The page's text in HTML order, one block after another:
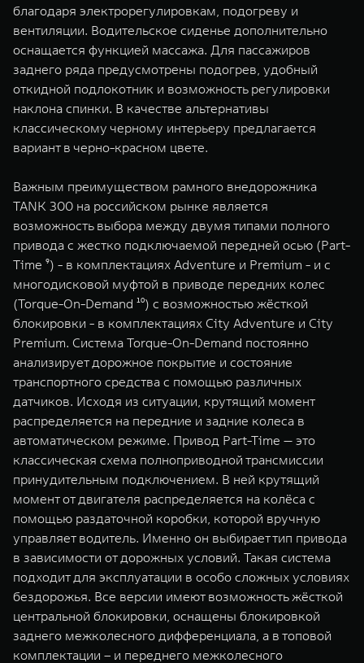
благодаря электрорегулировкам, подогреву и
вентиляции. Водительское сиденье дополнительно
оснащается функцией массажа. Для пассажиров
заднего ряда предусмотрены подогрев, удобный
откидной подлокотник и возможность регулировки
наклона спинки. В качестве альтернативы
классическому черному интерьеру предлагается
вариант в черно-красном цвете.
Важным преимуществом рамного внедорожника
TANK 300 на российском рынке является
возможность выбора между двумя типами полного
привода с жестко подключаемой передней осью (Part-
Time ⁹) - в комплектациях Adventure и Premium - и с
многодисковой муфтой в приводе передних колес
(Torque-On-Demand ¹⁰) с возможностью жёсткой
блокировки - в комплектациях City Adventure и City
Premium. Система Torque-On-Demand постоянно
анализирует дорожное покрытие и состояние
транспортного средства с помощью различных
датчиков. Исходя из ситуации, крутящий момент
распределяется на передние и задние колеса в
автоматическом режиме. Привод Part-Time — это
классическая схема полноприводной трансмиссии
принудительным подключением. В ней крутящий
момент от двигателя распределяется на колёса с
помощью раздаточной коробки, которой вручную
управляет водитель. Именно он выбирает тип привода
в зависимости от дорожных условий. Такая система
подходит для эксплуатации в особо сложных условиях
бездорожья. Все версии имеют возможность жёсткой
центральной блокировки, оснащены блокировкой
заднего межколесного дифференциала, а в топовой
комплектации – и переднего межколесного